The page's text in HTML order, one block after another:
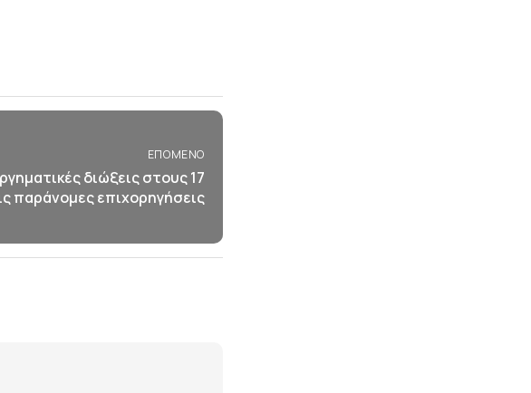
ΕΠΌΜΕΝΟ
διώξεις στους 17
παράνομες επιχορηγήσεις